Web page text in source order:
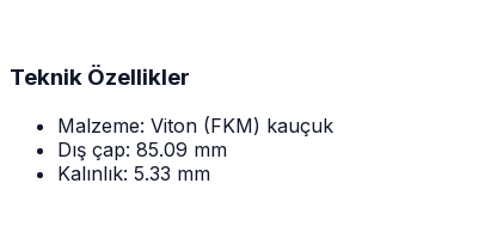
Teknik Özellikler
Malzeme: Viton (FKM) kauçuk
Dış çap: 85.09 mm
Kalınlık: 5.33 mm